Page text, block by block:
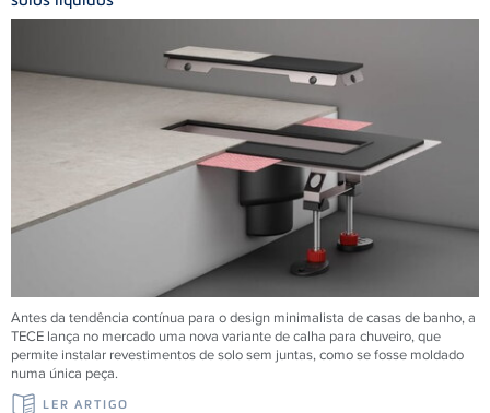
Antes da tendência contínua para o design minimalista de casas de banho, a
TECE lança no mercado uma nova variante de calha para chuveiro, que
permite instalar revestimentos de solo sem juntas, como se fosse moldado
numa única peça.
LER ARTIGO